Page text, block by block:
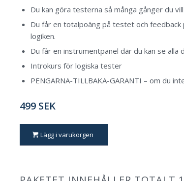
Du kan göra testerna så många gånger du
Du får en totalpoäng på testet och feedback
logiken.
Du får en instrumentpanel där du kan se alla
Introkurs för logiska tester
PENGARNA-TILLBAKA-GARANTI – om du
499 SEK
Lägg i varukorgen